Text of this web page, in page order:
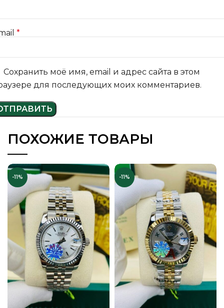
*
Сохранить моё имя, email и адрес сайта в этом
для последующих моих комментариев.
ПОХОЖИЕ ТОВАРЫ
-11% -11%